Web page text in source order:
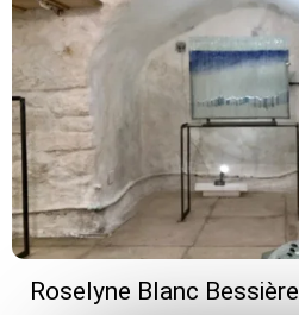
Roselyne Blanc Bessière